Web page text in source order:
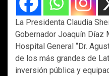
La Presidenta Claudia
Gobernador Joaquín Díaz
Hospital General “Dr.
de los más grandes de
inversión pública y